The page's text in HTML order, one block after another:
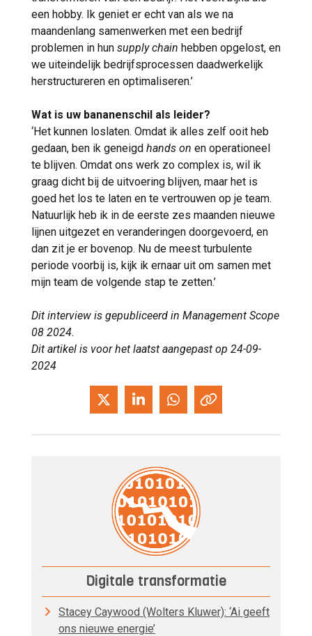
een hobby. Ik geniet er echt van als we na
maandenlang samenwerken met een bedrijf
problemen in hun supply chain hebben opgelost, en
we uiteindelijk bedrijfsprocessen daadwerkelijk
herstructureren en optimaliseren.’
Wat is uw bananenschil als leider?
‘Het kunnen loslaten. Omdat ik alles zelf ooit heb
gedaan, ben ik geneigd hands on en operationeel
te blijven. Omdat ons werk zo complex is, wil ik
graag dicht bij de uitvoering blijven, maar het is
goed het los te laten en te vertrouwen op je team.
Natuurlijk heb ik in de eerste zes maanden nieuwe
lijnen uitgezet en veranderingen doorgevoerd, en
dan zit je er bovenop. Nu de meest turbulente
periode voorbij is, kijk ik ernaar uit om samen met
mijn team de volgende stap te zetten.’
Dit interview is gepubliceerd in Management Scope
08 2024.
Dit artikel is voor het laatst aangepast op 24-09-
2024
Digitale transformatie
Stacey Caywood (Wolters Kluwer): ‘Ai geeft
ons nieuwe energie’